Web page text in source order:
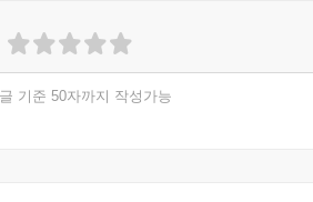
기준 50자까지 작성가능